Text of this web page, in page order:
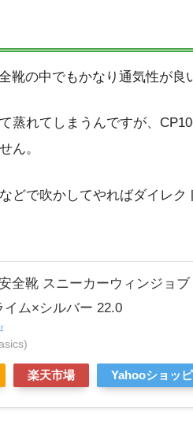
靴の中でもかなり通気性が良
蒸れてしまうんですが、
ん。
どで吹かしてやればダイレク
全靴 スニーカーウィンジョ
イム×シルバー 22.0
楽天市場 Yahooショッ